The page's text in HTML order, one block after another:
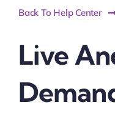
Back To Help Center
Live